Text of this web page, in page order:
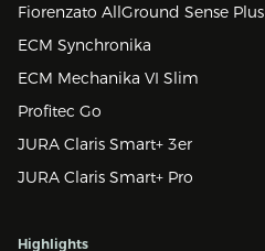
Fiorenzato AllGround Sense Plus
ECM Synchronika
ECM Mechanika VI Slim
Profitec Go
JURA Claris Smart+ 3er
JURA Claris Smart+ Pro
Highlights